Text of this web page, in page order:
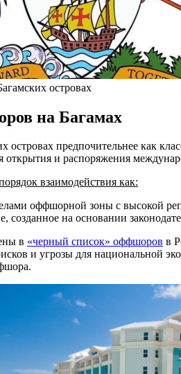
островах
на Багамах
предпочительнее как
открытия и распоряжения
взаимодействия как:
оффшорной зоны с высокой
созданное на основании
в «черный список» оффшоров в
и угрозы для национальной